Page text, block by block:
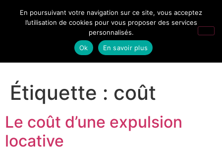
Étiquette : coût
Le coût d’une expulsion
locative
En poursuivant votre navigation sur ce site, vous acceptez
l’utilisation de cookies pour vous proposer des services
personnalisés.
Ok
En savoir plus